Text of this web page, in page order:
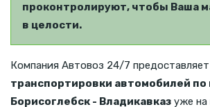
проконтролируют, чтобы Ваша
в целости.
Компания Автовоз 24/7 предоставляет
транспортировки автомобилей
Борисоглебск - Владикавказ уже